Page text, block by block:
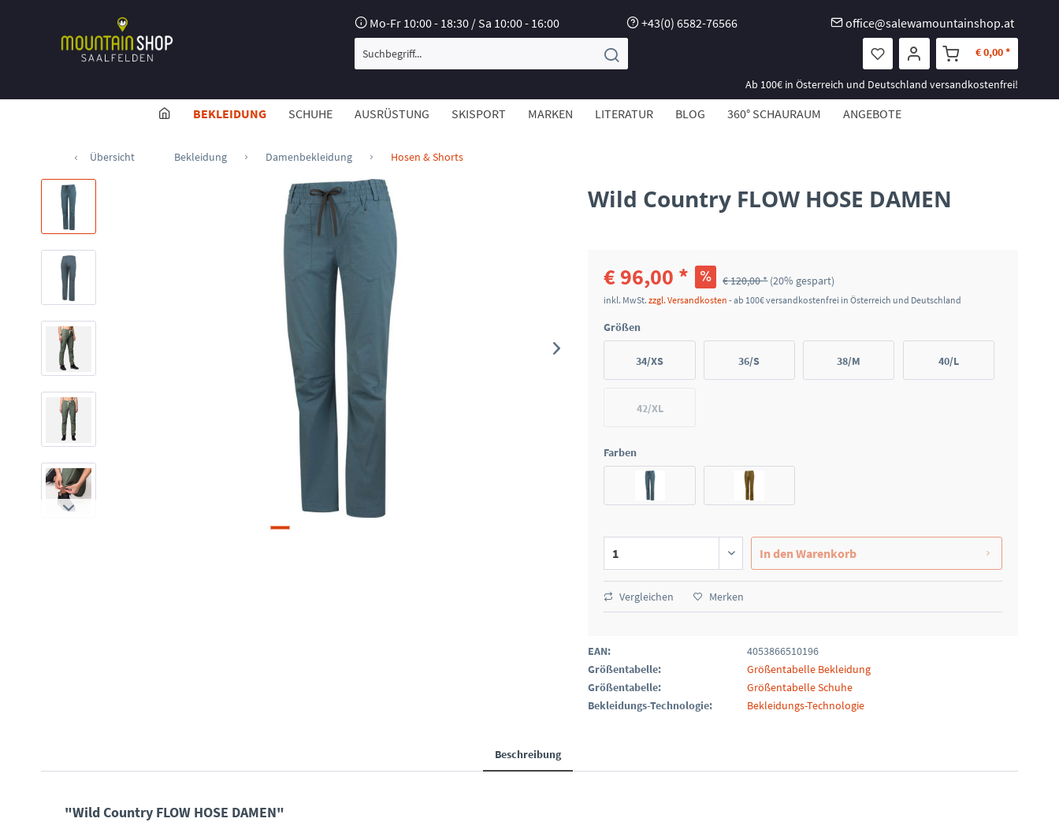
Mo-Fr 10:00 - 18:30 / Sa 10:00 - 16:00 +43(0) 6582-76566 office@salewamountainshop.at
€ 0,00 *
Ab 100€ in Österreich und Deutschland versandkostenfrei!
BEKLEIDUNG SCHUHE AUSRÜSTUNG SKISPORT MARKEN LITERATUR BLOG 360° SCHAURAUM ANGEBOTE
Übersicht Bekleidung Damenbekleidung Hosen & Shorts
Wild Country FLOW HOSE DAMEN
€ 96,00 * € 120,00 * (20% gespart)
inkl. MwSt.zzgl. Versandkosten - ab 100€ versandkostenfrei in Österreich und Deutschland
Größen
34/XS 36/S 38/M 40/L
42/XL
Farben
In den Warenkorb
Vergleichen Merken
EAN:
4053866510196
Größentabelle:
Größentabelle Bekleidung
Größentabelle:
Größentabelle Schuhe
Bekleidungs-Technologie:
Bekleidungs-Technologie
Beschreibung
"Wild Country FLOW HOSE DAMEN"